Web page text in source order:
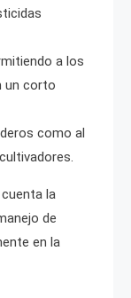
a los
un corto
como al
la
de
en la